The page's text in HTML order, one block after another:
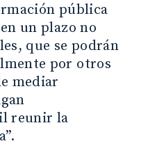
pública
un plazo no
que se podrán
por otros
mediar
reunir la